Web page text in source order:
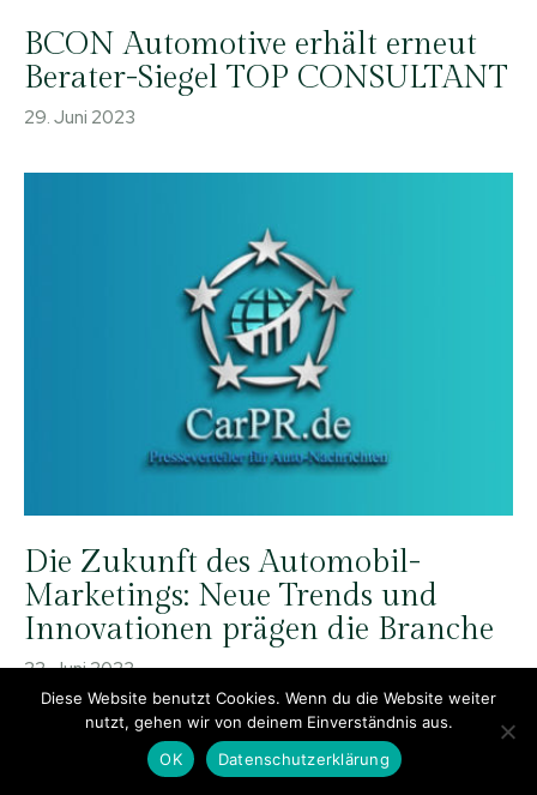
BCON Automotive erhält erneut
Berater-Siegel TOP CONSULTANT
29. Juni 2023
Die Zukunft des Automobil-
Marketings: Neue Trends und
Innovationen prägen die Branche
22. Juni 2023
Diese Website benutzt Cookies. Wenn du die Website weiter
nutzt, gehen wir von deinem Einverständnis aus.
OK
Datenschutzerklärung